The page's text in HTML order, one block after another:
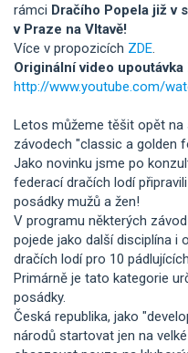
rámci Dračího Popela již v
v Praze na Vltavě!
Více v propozicích ZDE.
Originální video upoutávka
http://www.youtube.com/
Letos můžeme těšit opět na
závodech "classic a golden
Jako novinku jsme po
federací dračích lodí
posádky mužů a žen!
V programu některých
pojede jako další disciplína i
dračích lodí pro 10
Primárně je tato kategorie
posádky.
Česká republika, jako
národů startovat jen na